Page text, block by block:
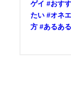
ゲイ #おす
たい #オネ
方 #あるある